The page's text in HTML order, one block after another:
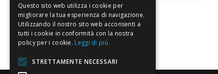
Pagamenti sicuri
Questo sito web utilizza i cookie per
migliorare la tua esperienza di navigazione.
Utilizzando il nostro sito web acconsenti a
tutti i cookie in conformità con la nostra
policy per i cookie. Leggi di più
STRETTAMENTE NECESSARI